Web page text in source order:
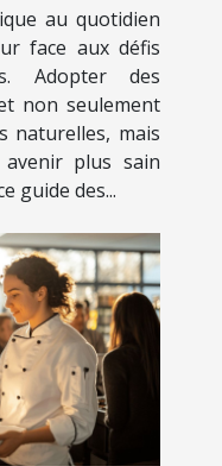
au quotidien
face aux défis
Adopter des
non seulement
naturelles, mais
plus sain
guide des...